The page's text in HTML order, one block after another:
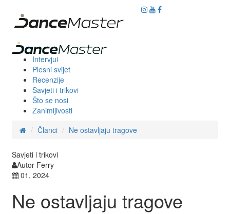
Intervjui
Plesni svijet
Recenzije
Savjeti i trikovi
Što se nosi
Zanimljivosti
Članci
Ne ostavljaju tragove
Savjeti i trikovi
Autor Ferry
01, 2024
Ne ostavljaju tragove